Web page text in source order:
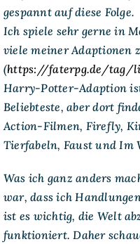
gespannt auf diese Folge.
Ich spiele sehr gerne in
viele meiner Adaptionen
(https://faterpg.de/tag/
Harry-Potter-Adaption
Beliebteste, aber dort
Action-Filmen, Firefly,
Tierfabeln, Faust und Im
Was ich ganz anders
war, dass ich
ist es wichtig, die Welt
funktioniert. Daher